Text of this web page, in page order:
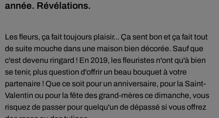
année. Révélations.
Les fleurs, ça fait toujours plaisir... Ça sent bon et ça fait tout
de suite mouche dans une maison bien décorée. Sauf que
c'est devenu ringard ! En 2019, les fleuristes n'ont qu'à bien
se tenir, plus question d'offrir un beau bouquet à votre
partenaire ! Que ce soit pour un anniversaire, pour la Saint-
Valentin ou pour la fête des grand-mères ce dimanche, vous
risquez de passer pour quelqu'un de dépassé si vous offrez